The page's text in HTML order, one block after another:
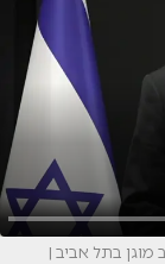
בתל אביב |